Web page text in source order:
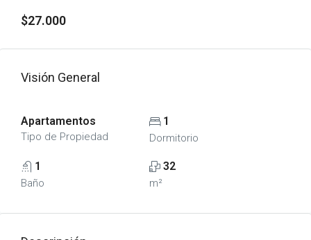
$27.000
Visión General
Apartamentos
Tipo de Propiedad
1
Dormitorio
1
Baño
32
m²